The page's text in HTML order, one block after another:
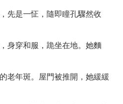
先是一怔，隨即瞳孔驟然收
身穿和服，跪坐在地。她麵
老年斑。屋門被推開，她緩緩